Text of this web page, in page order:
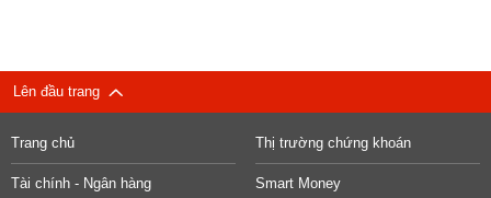
Lên đầu trang
Trang chủ Thị trường chứng khoán
Tài chính - Ngân hàng Smart Money